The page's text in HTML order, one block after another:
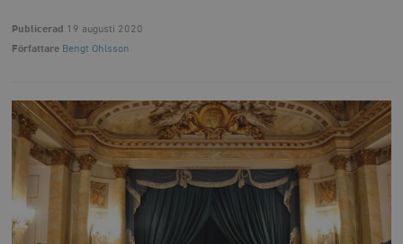
Publicerad 19 augusti 2020
Författare Bengt Ohlsson